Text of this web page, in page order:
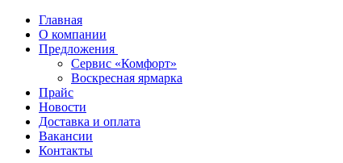
Главная
О компании
Предложения
Сервис «Комфорт»
Воскресная ярмарка
Прайс
Новости
Доставка и оплата
Вакансии
Контакты